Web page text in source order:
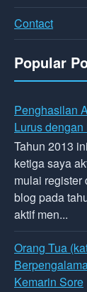
Contact
Popular
Penghasilan
Lurus
Tahun 2013
ketiga saya
mulai register
blog pada
aktif men...
Orang Tua
Kemarin Sore